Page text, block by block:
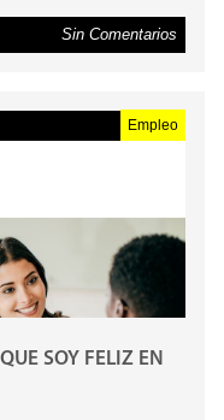
Sin Comentarios
Empleo
SOY FELIZ EN